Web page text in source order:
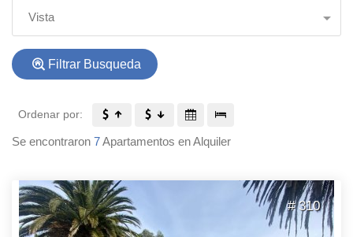
Vista
Filtrar Busqueda
Ordenar por:
Se encontraron 7Apartamentos en Alquiler
# 310